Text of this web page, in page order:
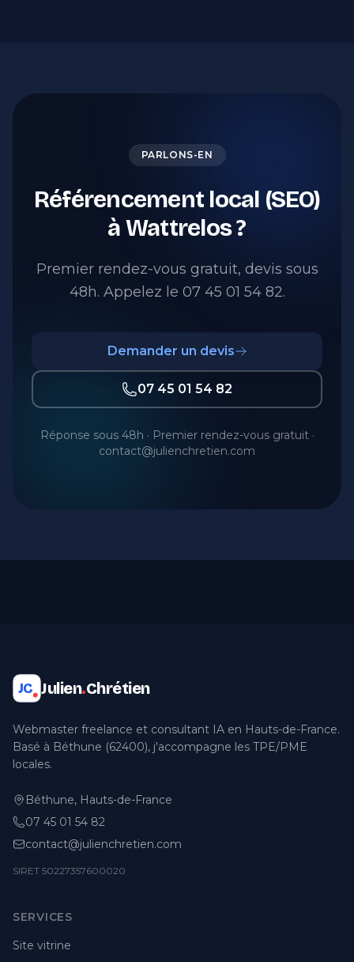
PARLONS-EN
Référencement local (SEO)
à Wattrelos ?
Premier rendez-vous gratuit, devis sous
48h. Appelez le 07 45 01 54 82.
Demander un devis
07 45 01 54 82
Réponse sous 48h · Premier rendez-vous gratuit ·
contact@julienchretien.com
JC Julien.Chrétien
Webmaster freelance et consultant IA en Hauts-de-France.
Basé à Béthune (62400), j'accompagne les TPE/PME
locales.
Béthune, Hauts-de-France
07 45 01 54 82
contact@julienchretien.com
SIRET 50227357600020
SERVICES
Site vitrine